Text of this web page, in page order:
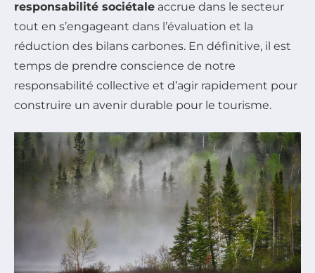
responsabilité sociétale accrue dans le secteur
tout en s’engageant dans l’évaluation et la
réduction des bilans carbones. En définitive, il est
temps de prendre conscience de notre
responsabilité collective et d’agir rapidement pour
construire un avenir durable pour le tourisme.